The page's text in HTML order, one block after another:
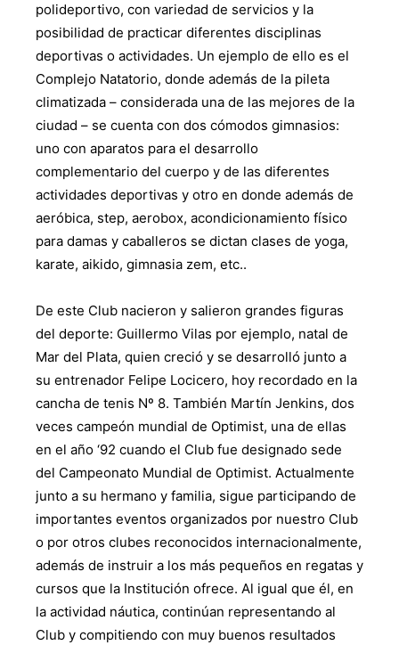
polideportivo, con variedad de servicios y la
posibilidad de practicar diferentes disciplinas
deportivas o actividades. Un ejemplo de ello es el
Complejo Natatorio, donde además de la pileta
climatizada – considerada una de las mejores de la
ciudad – se cuenta con dos cómodos gimnasios:
uno con aparatos para el desarrollo
complementario del cuerpo y de las diferentes
actividades deportivas y otro en donde además de
aeróbica, step, aerobox, acondicionamiento físico
para damas y caballeros se dictan clases de yoga,
karate, aikido, gimnasia zem, etc..
De este Club nacieron y salieron grandes figuras
del deporte: Guillermo Vilas por ejemplo, natal de
Mar del Plata, quien creció y se desarrolló junto a
su entrenador Felipe Locicero, hoy recordado en la
cancha de tenis Nº 8. También Martín Jenkins, dos
veces campeón mundial de Optimist, una de ellas
en el año ‘92 cuando el Club fue designado sede
del Campeonato Mundial de Optimist. Actualmente
junto a su hermano y familia, sigue participando de
importantes eventos organizados por nuestro Club
o por otros clubes reconocidos internacionalmente,
además de instruir a los más pequeños en regatas y
cursos que la Institución ofrece. Al igual que él, en
la actividad náutica, continúan representando al
Club y compitiendo con muy buenos resultados